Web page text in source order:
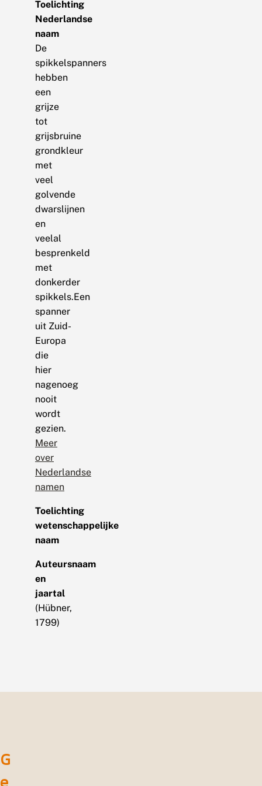
Toelichting
Nederlandse
naam
De
spikkelspanners
hebben
een
grijze
tot
grijsbruine
grondkleur
met
veel
golvende
dwarslijnen
en
veelal
besprenkeld
met
donkerder
spikkels.Een
spanner
uit Zuid-
Europa
die
hier
nagenoeg
nooit
wordt
gezien.
Meer
over
Nederlandse
namen
Toelichting
wetenschappelijke
naam
Auteursnaam
en
jaartal
(Hübner,
1799)
G
e